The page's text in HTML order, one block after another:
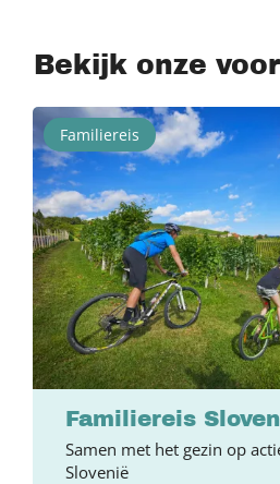
Bekijk onze
Familiereis
Familiereis
Samen met het gezin op
Slovenië